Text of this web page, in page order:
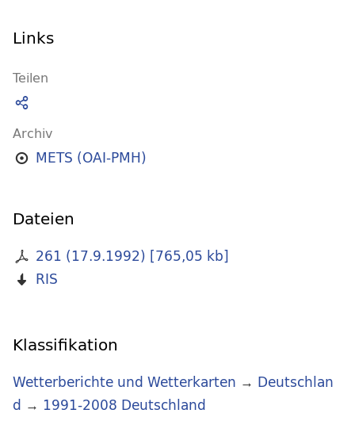
Links
Teilen
Archiv
METS (OAI-PMH)
Dateien
261 (17.9.1992) [765,05 kb]
RIS
Klassifikation
Wetterberichte und Wetterkarten → Deutschlan
d → 1991-2008 Deutschland